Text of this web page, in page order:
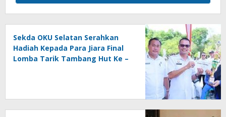
Sekda OKU Selatan Serahkan
Hadiah Kepada Para Jiara Final
Lomba Tarik Tambang Hut Ke –